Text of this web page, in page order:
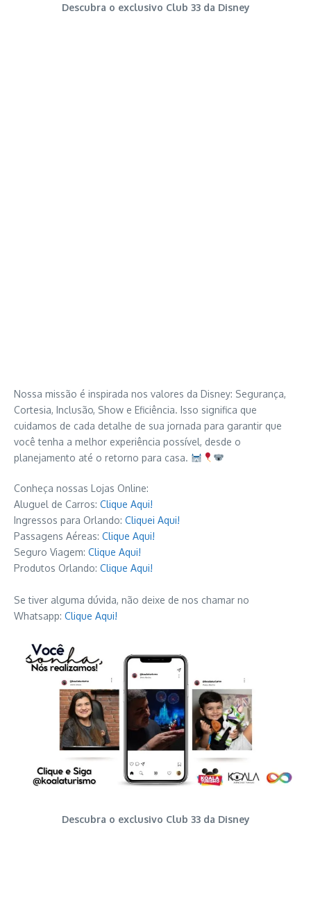
Descubra o exclusivo Club 33 da Disney
Nossa missão é inspirada nos valores da Disney: Segurança,
Cortesia, Inclusão, Show e Eficiência. Isso significa que
cuidamos de cada detalhe de sua jornada para garantir que
você tenha a melhor experiência possível, desde o
planejamento até o retorno para casa.
Conheça nossas Lojas Online:
Aluguel de Carros: Clique Aqui!
Ingressos para Orlando: Cliquei Aqui!
Passagens Aéreas: Clique Aqui!
Seguro Viagem: Clique Aqui!
Produtos Orlando: Clique Aqui!
Se tiver alguma dúvida, não deixe de nos chamar no
Whatsapp: Clique Aqui!
Descubra o exclusivo Club 33 da Disney